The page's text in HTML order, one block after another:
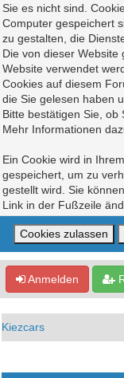
Sie es nicht sind.
Computer gespeichert
zu gestalten, die
Die von dieser
Website verwendet
Cookies auf diesem
die Sie gelesen haben
Bitte bestätigen Sie, ob
Mehr Informationen
Ein Cookie wird in
gespeichert, um zu
gestellt wird. Sie
Link in der Fußzeile
Anmelden
Kiezcars